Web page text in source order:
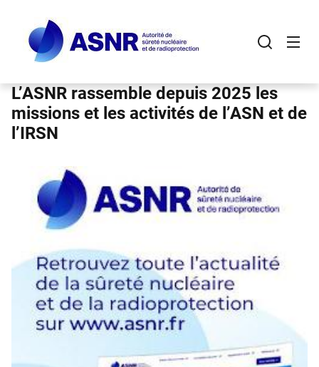
contenu
principal
L’ASNR rassemble depuis 2025 les
missions et les activités de l’ASN et de
l’IRSN